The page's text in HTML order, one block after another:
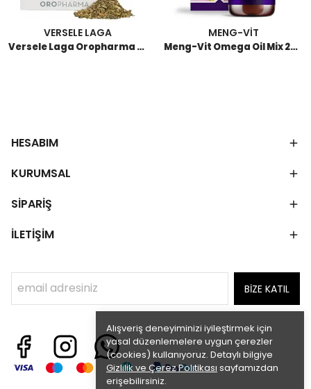
Alışveriş deneyiminizi iyileştirmek için
yasal düzenlemelere uygun çerezler
(cookies) kullanıyoruz. Detaylı bilgiye
Gizlilik ve Çerez Politikası sayfamızdan
erişebilirsiniz.
VERSELE LAGA
Versele Laga Oropharma Colombine Tea Güvercin Bitkisel Çay Karışımı 300 GR
MENG-VİT
Meng-Vit Omega Oil Mix 250 ML
HESABIM
KURUMSAL
SİPARİŞ
İLETİŞİM
BİZE KATIL